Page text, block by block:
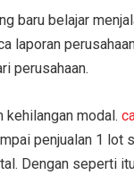
baru belajar
laporan
perusahaan.
kehilangan modal.
penjualan 1 lot
Dengan seperti